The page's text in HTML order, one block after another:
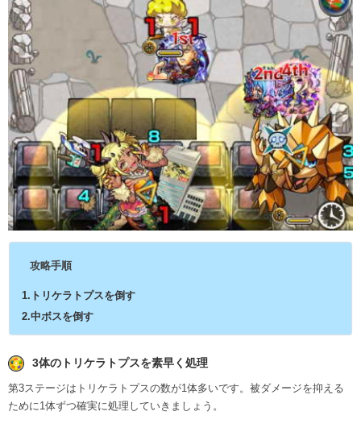
攻略手順
1.トリケラトプスを倒す
2.中ボスを倒す
3体のトリケラトプスを素早く処理
第3ステージはトリケラトプスの数が1体多いです。被ダメージを抑える
ために1体ずつ確実に処理していきましょう。